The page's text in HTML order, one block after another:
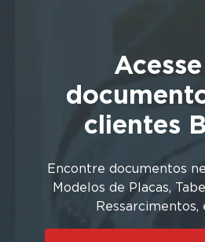
clientes
Encontre documentos
Modelos de Placas,
Ressarcimentos,